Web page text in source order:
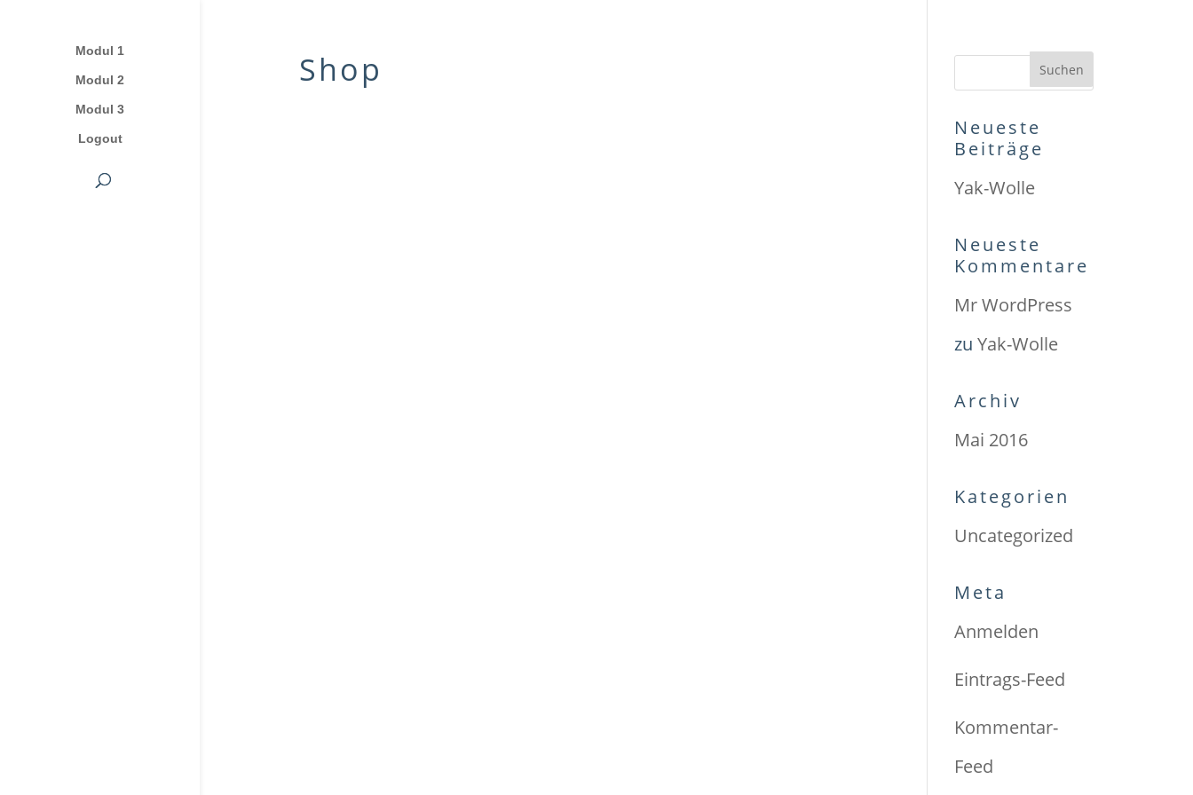
Modul 1
Modul 2
Modul 3
Logout
Shop
Neueste
Beiträge
Yak-Wolle
Neueste
Kommentare
Mr WordPress
zuYak-Wolle
Archiv
Mai 2016
Kategorien
Uncategorized
Meta
Anmelden
Eintrags-Feed
Kommentar-
Feed